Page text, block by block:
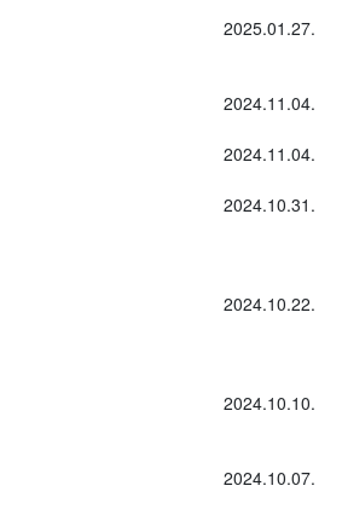
2025.01.27.
2024.11.04.
2024.11.04.
2024.10.31.
2024.10.22.
2024.10.10.
2024.10.07.